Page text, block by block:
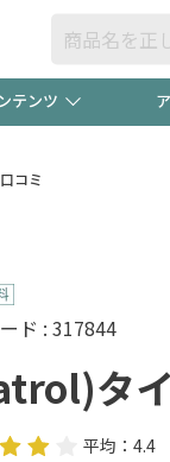
ペット用品
テンツ
ン"3種類"出現中！
るクーポンプレゼ
ポンも不定期配信
口コミ
ド : 317844
タ
平均：4.4